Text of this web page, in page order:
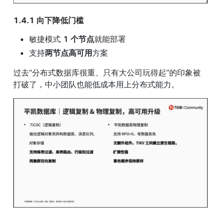
1.4.1 向下降低门槛
敏捷模式 1 个节点就能部署
支持两节点高可用方案
过去“分布式数据库很重、只有大公司玩得起”的印象被
打破了，中小团队也能低成本用上分布式能力。